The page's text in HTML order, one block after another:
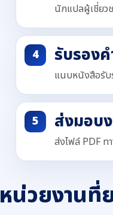
นักแปลผู้เชี่ยว
รับรอง
แนบหนังสือรับ
ส่งมอบ
ส่งไฟล์ PDF
หน่วยงานที่